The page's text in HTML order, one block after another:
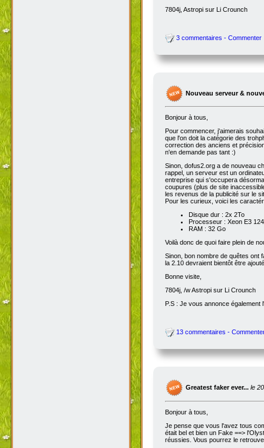
7804j, Astropi sur Li Crounch
3 commentaires - Commenter
Nouveau serveur &
Bonjour à tous,
Pour commencer, j'aimerais
que l'on doit la catégorie des
correction des anciens et
n'en demande pas tant :)
Sinon, dofus2.org a de nouveau
rappel, un serveur est un
entreprise qui s'occupera
coupures (plus de site
les revenus de la publicité sur le
Pour les curieux, voici les
Disque dur : 2x 2To
Processeur : Xeon E3
RAM : 32 Go
Voilà donc de quoi faire plein de
Sinon, bon nombre de quêtes ont
la 2.10 devraient bientôt être
Bonne visite,
7804j, /w Astropi sur Li Crounch
P.S : Je vous annonce
13 commentaires -
Greatest faker ever... le
Bonjour à tous,
Je pense que vous l'avez tous
était bel et bien un Fake ==>
réussies. Vous pourrez le